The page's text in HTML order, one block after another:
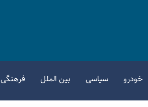
خودرو سیاسی بین الملل فرهنگی